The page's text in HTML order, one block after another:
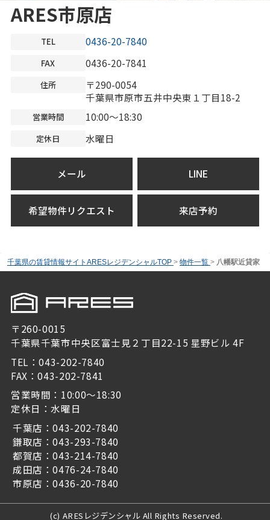
ARES市原店
TEL 0436-20-7840
FAX 0436-20-7841
住所
〒290-0054
千葉県市原市五井中央東１丁目18-2
営業時間 10:00～18:30
定休日 水曜日
メール LINE
希望物件リクエスト 来店予約
千葉県の賃貸情報サイトARESレジデンシャルTOP > 物件一覧 > 八幡駅近貸家
〒260-0015
千葉県千葉市中央区富士見２丁目22-15 星野ビル 4F
TEL：043-202-7840
FAX：043-202-7841
営業時間：10:00～18:30
定休日：水曜日
千葉店：043-202-7840
鎌取店：043-293-7840
都賀店：043-214-7840
成田店：0476-24-7840
市原店：0436-20-7840
(c) ARESレジデンシャル All Rights Reserved.